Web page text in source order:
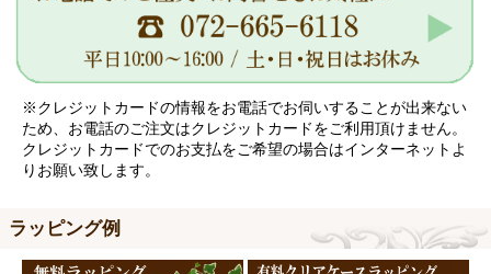
※クレジットカードの情報をお電話でお伺いすることが出来ない
ため、お電話のご注文はクレジットカードをご利用頂けません。
クレジットカードでのお支払をご希望の場合はインターネットよ
りお願い致します。
ラッピング例